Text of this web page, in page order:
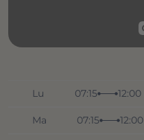
Lu 07:15 12:00
Ma 07:15 12:00